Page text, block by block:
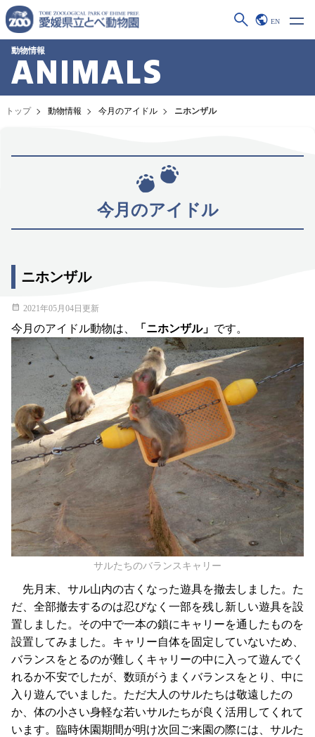
EN
動物情報
ANIMALS
トップ 動物情報 今月のアイドル ニホンザル
今月のアイドル
ニホンザル
2021年05月04日更新
今月のアイドル動物は、 「ニホンザル」 です。
サルたちのバランスキャリー
先月末、サル山内の古くなった遊具を撤去しました。た
だ、全部撤去するのは忍びなく一部を残し新しい遊具を設
置しました。その中で一本の鎖にキャリーを通したものを
設置してみました。キャリー自体を固定していないため、
バランスをとるのが難しくキャリーの中に入って遊んでく
れるか不安でしたが、数頭がうまくバランスをとり、中に
入り遊んでいました。ただ大人のサルたちは敬遠したの
か、体の小さい身軽な若いサルたちが良く活用してくれて
います。臨時休園期間が明け次回ご来園の際には、サルた